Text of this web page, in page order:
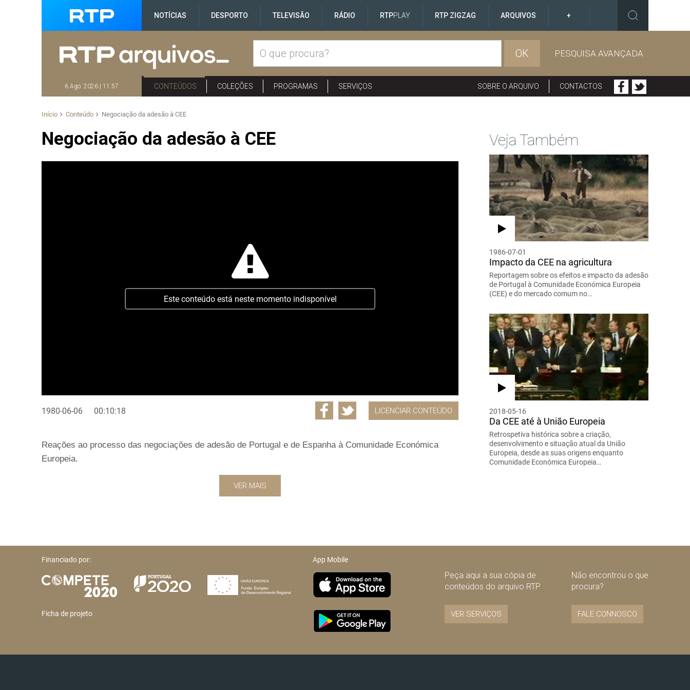
NOTÍCIAS DESPORTO TELEVISÃO RÁDIO RTPPLAY RTP ZIGZAG ARQUIVOS +
OK PESQUISA AVANÇADA
6 Ago. 2026 | 11:57 CONTEÚDOS COLEÇÕES PROGRAMAS SERVIÇOS SOBRE O ARQUIVO CONTACTOS
Início Conteúdo Negociação da adesão à CEE
Negociação da adesão à CEE
Este conteúdo está neste momento indisponível
1980-06-06 00:10:18 LICENCIAR CONTEÚDO
Reações ao processo das negociações de adesão de Portugal e de Espanha à Comunidade Económica
Europeia.
VER MAIS
Veja Também
1986-07-01
Impacto da CEE na agricultura
Reportagem sobre os efeitos e impacto da adesão
de Portugal à Comunidade Económica Europeia
(CEE) e do mercado comum no…
2018-05-16
Da CEE até à União Europeia
Retrospetiva histórica sobre a criação,
desenvolvimento e situação atual da União
Europeia, desde as suas origens enquanto
Comunidade Económica Europeia…
Financiado por:
Ficha de projeto
App Mobile
Peça aqui a sua cópia de
conteúdos do arquivo RTP
VER SERVIÇOS
Não encontrou o que
procura?
FALE CONNOSCO